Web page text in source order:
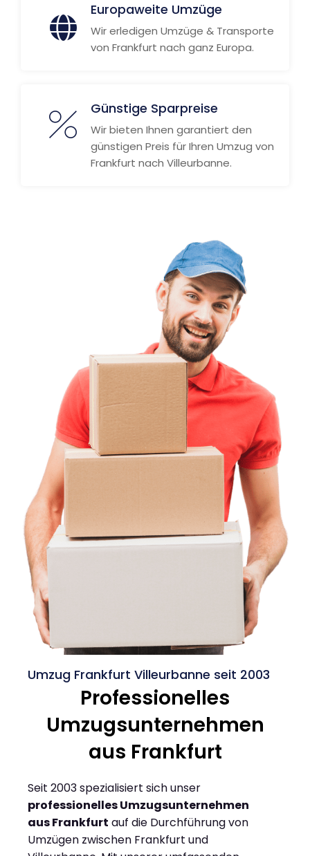
Europaweite Umzüge
Wir erledigen Umzüge & Transporte
von Frankfurt nach ganz Europa.
Günstige Sparpreise
Wir bieten Ihnen garantiert den
günstigen Preis für Ihren Umzug von
Frankfurt nach Villeurbanne.
Umzug Frankfurt Villeurbanne seit 2003
Professionelles
Umzugsunternehmen
aus Frankfurt
Seit 2003 spezialisiert sich unser
professionelles Umzugsunternehmen
aus Frankfurt auf die Durchführung von
Umzügen zwischen Frankfurt und